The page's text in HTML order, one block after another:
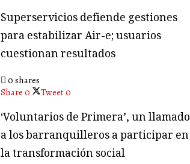
Superservicios defiende gestiones
para estabilizar Air-e; usuarios
cuestionan resultados
0 shares
Share 0 Tweet0
‘Voluntarios de Primera’, un llamado
a los barranquilleros a participar en
la transformación social